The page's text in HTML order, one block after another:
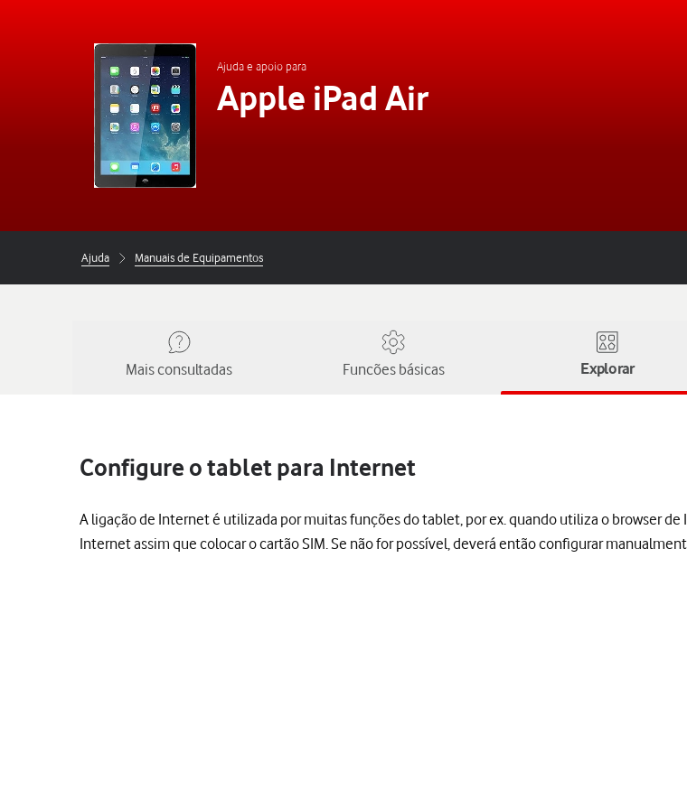
Ajuda e apoio para
Apple iPad Air
Ajuda Manuais de Equipamentos
Mais consultadas Funcões básicas Explorar
Configure o tablet para Internet
A ligação de Internet é utilizada por muitas funções do tablet, por ex. quando utiliza o browser
Internet assim que colocar o cartão SIM. Se não for possível, deverá então configurar